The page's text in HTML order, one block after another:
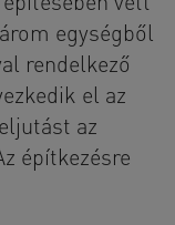
egységből
rendelkező
el az
az
építkezésre